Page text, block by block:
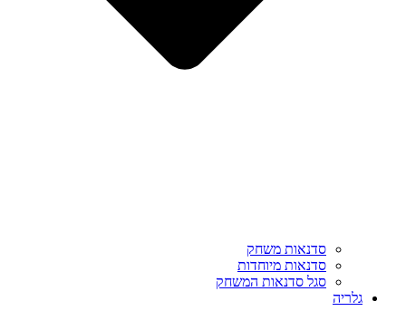
סדנאות משחק
סדנאות מיוחדות
סגל סדנאות המשחק
גלריה